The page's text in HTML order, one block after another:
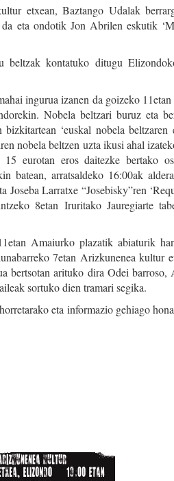
etxean, Baztango Udalak
eta ondotik Jon Abrilen eskutik
beltzak kontatuko ditugu
ingurua izanen da goizeko
Nobela beltzari buruz eta
‘euskal nobela beltzaren
nobela beltzen uzta ikusi ahal
eurotan eros daitezke bertako
batean, arratsaldeko 16:00ak
Larratxe “Josebisky”ren
8etan Iruritako Jauregiarte
Amaiurko plazatik abiaturik
7etan Arizkunenea kultur
bertsotan arituko dira Odei
sortuko dien tramari segika.
eta informazio gehiago